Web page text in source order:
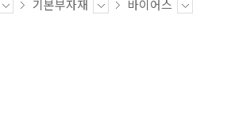
기본부자재 바이어스